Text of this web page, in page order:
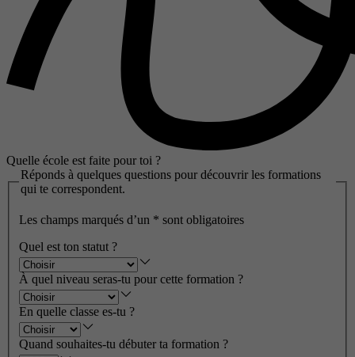
Quelle école est faite pour toi ?
Réponds à quelques questions pour découvrir les formations
qui te correspondent.
Les champs marqués d’un * sont obligatoires
Quel est ton statut ?
À quel niveau seras-tu pour cette formation ?
En quelle classe es-tu ?
Quand souhaites-tu débuter ta formation ?